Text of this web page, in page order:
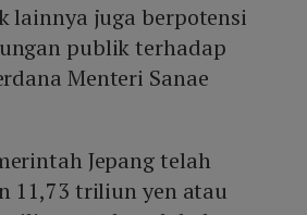
lainnya juga berpotensi
publik terhadap
Menteri Sanae
Jepang telah
11,73 triliun yen atau